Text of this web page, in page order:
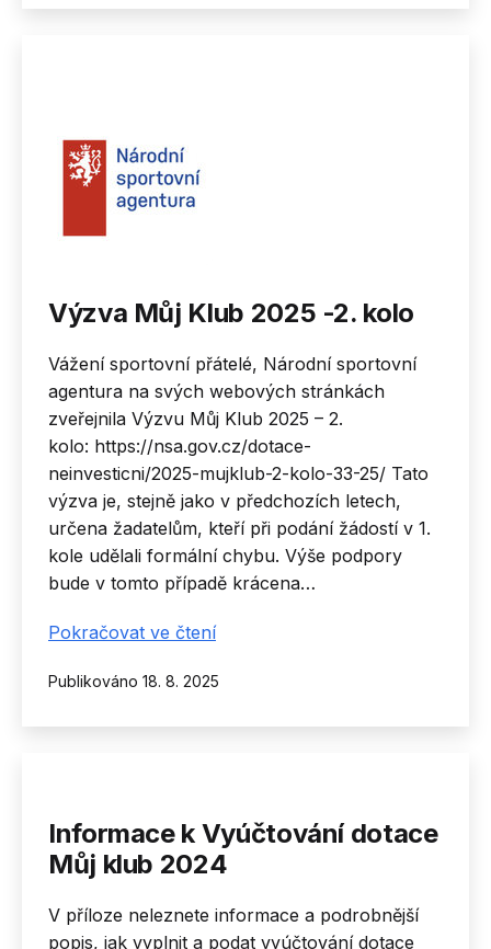
Výzva Můj Klub 2025 -2. kolo
Vážení sportovní přátelé, Národní sportovní
agentura na svých webových stránkách
zveřejnila Výzvu Můj Klub 2025 – 2.
kolo: https://nsa.gov.cz/dotace-
neinvesticni/2025-mujklub-2-kolo-33-25/ Tato
výzva je, stejně jako v předchozích letech,
určena žadatelům, kteří při podání žádostí v 1.
kole udělali formální chybu. Výše podpory
bude v tomto případě krácena…
Pokračovat ve čteníVýzva
Klub
Publikováno 18. 8. 2025
Informace k Vyúčtování dotace
Můj klub 2024
V příloze neleznete informace a podrobnější
popis, jak vyplnit a podat vyúčtování dotace